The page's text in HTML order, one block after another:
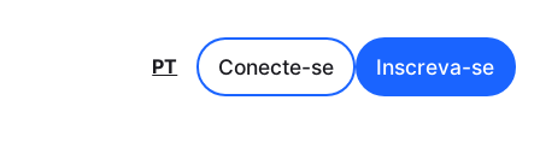
PT Conecte-se Inscreva-se